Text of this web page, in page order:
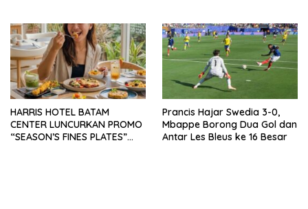
HARRIS HOTEL BATAM
CENTER LUNCURKAN PROMO
“SEASON’S FINES PLATES”
Prancis Hajar Swedia 3-0,
Mbappe Borong Dua Gol dan
Antar Les Bleus ke 16 Besar